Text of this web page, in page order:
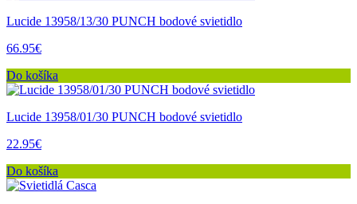
Lucide 13958/13/30 PUNCH bodové svietidlo
66.95€
Do košíka
Lucide 13958/01/30 PUNCH bodové svietidlo
22.95€
Do košíka